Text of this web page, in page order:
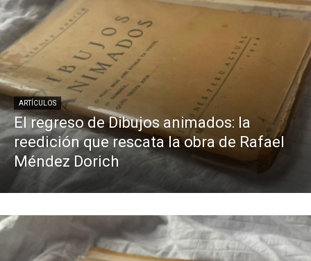
ARTÍCULOS
El regreso de Dibujos animados: la
reedición que rescata la obra de Rafael
Méndez Dorich